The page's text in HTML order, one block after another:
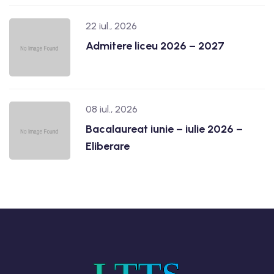
22 iul., 2026
Admitere liceu 2026 – 2027
08 iul., 2026
Bacalaureat iunie – iulie 2026 –
Eliberare